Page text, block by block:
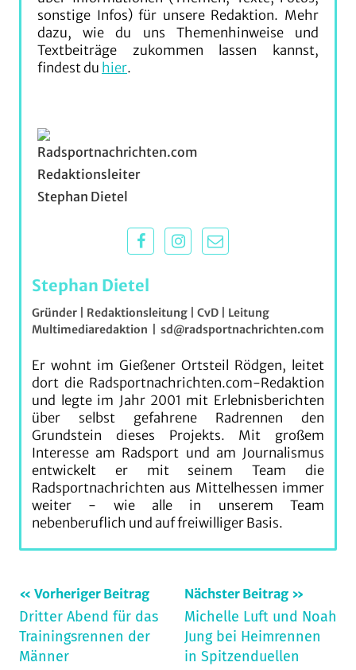
sonstige Infos) für unsere Redaktion. Mehr
dazu, wie du uns Themenhinweise und
Textbeiträge zukommen lassen kannst,
findest du hier.
Stephan Dietel
Gründer | Redaktionsleitung | CvD | Leitung
Multimediaredaktion
sd@radsportnachrichten.com
Er wohnt im Gießener Ortsteil Rödgen, leitet
dort die Radsportnachrichten.com-Redaktion
und legte im Jahr 2001 mit Erlebnisberichten
über selbst gefahrene Radrennen den
Grundstein dieses Projekts. Mit großem
Interesse am Radsport und am Journalismus
entwickelt er mit seinem Team die
Radsportnachrichten aus Mittelhessen immer
weiter - wie alle in unserem Team
nebenberuflich und auf freiwilliger Basis.
Schlagwörter:
archiv_300626,
CargoCrit,
Marburg
Beitragsnavigation
Vorheriger Beitrag
Dritter Abend für das
Trainingsrennen der
Männer
Nächster Beitrag
Michelle Luft und Noah
Jung bei Heimrennen
in Spitzenduellen